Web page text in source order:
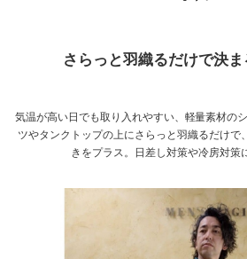
さらっと羽織るだけで決
気温が高い日でも取り入れやすい、軽量素材の
ツやタンクトップの上にさらっと羽織るだけで
きをプラス。日差し対策や冷房対策